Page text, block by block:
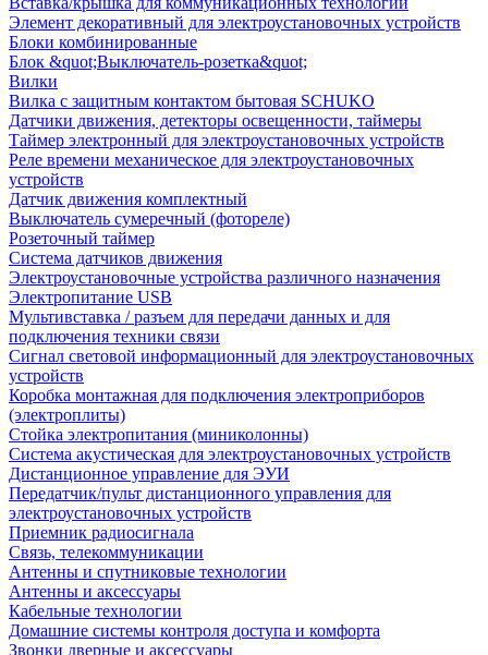
Элемент декоративный для электроустановочных устройств
Блоки комбинированные
Блок &quot;Выключатель-розетка&quot;
Вилки
Вилка с защитным контактом бытовая SCHUKO
Датчики движения, детекторы освещенности, таймеры
Таймер электронный для электроустановочных устройств
Реле времени механическое для электроустановочных
устройств
Датчик движения комплектный
Выключатель сумеречный (фотореле)
Розеточный таймер
Система датчиков движения
Электроустановочные устройства различного назначения
Электропитание USB
Мультивставка / разъем для передачи данных и для
подключения техники связи
Сигнал световой информационный для электроустановочных
устройств
Коробка монтажная для подключения электроприборов
(электроплиты)
Стойка электропитания (миниколонны)
Система акустическая для электроустановочных устройств
Дистанционное управление для ЭУИ
Передатчик/пульт дистанционного управления для
электроустановочных устройств
Приемник радиосигнала
Связь, телекоммуникации
Антенны и спутниковые технологии
Антенны и аксессуары
Кабельные технологии
Домашние системы контроля доступа и комфорта
Звонки дверные и аксессуары